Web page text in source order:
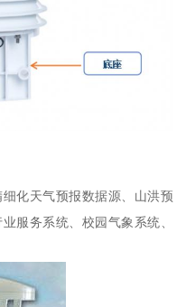
化天气预报数据源、山洪预
服务系统、校园气象系统、